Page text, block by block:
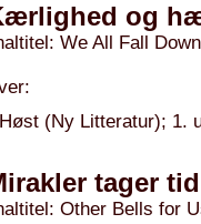
og
We All Fall Down
Høst (Ny Litteratur); 1.
tager
Other Bells for